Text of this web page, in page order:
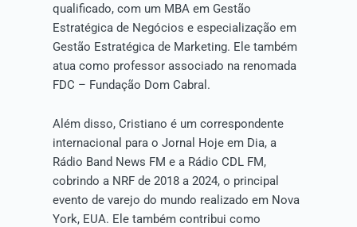
qualificado, com um MBA em Gestão
Estratégica de Negócios e especialização em
Gestão Estratégica de Marketing. Ele também
atua como professor associado na renomada
FDC – Fundação Dom Cabral.
Além disso, Cristiano é um correspondente
internacional para o Jornal Hoje em Dia, a
Rádio Band News FM e a Rádio CDL FM,
cobrindo a NRF de 2018 a 2024, o principal
evento de varejo do mundo realizado em Nova
York, EUA. Ele também contribui como